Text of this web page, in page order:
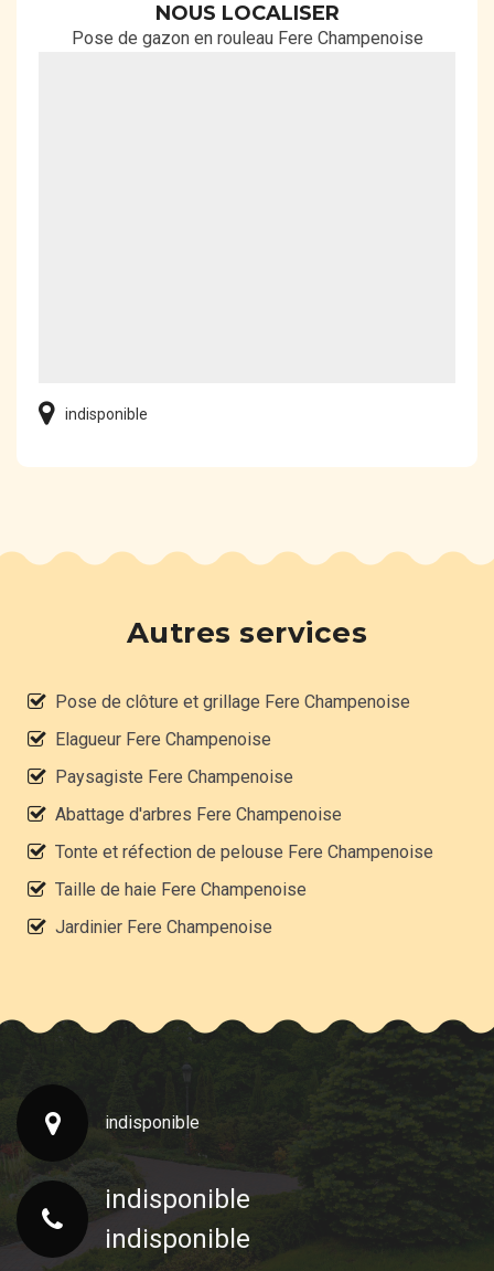
NOUS LOCALISER
Pose de gazon en rouleau Fere Champenoise
indisponible
Autres services
Pose de clôture et grillage Fere Champenoise
Elagueur Fere Champenoise
Paysagiste Fere Champenoise
Abattage d'arbres Fere Champenoise
Tonte et réfection de pelouse Fere Champenoise
Taille de haie Fere Champenoise
Jardinier Fere Champenoise
indisponible
indisponible
indisponible